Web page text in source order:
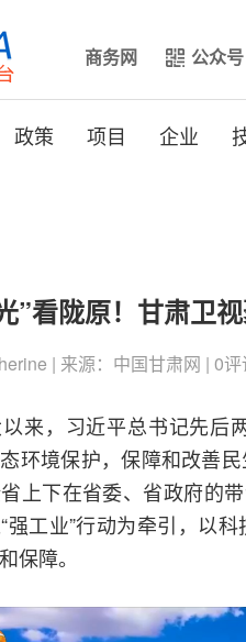
商务网 公众号
政策 项目 企业
”看陇原！甘肃卫
| 来源：中国甘肃网 | 0
来，习近平总书记先后
环境保护，保障和改善
上下在省委、省政府的
强工业”行动为牵引，以
保障。